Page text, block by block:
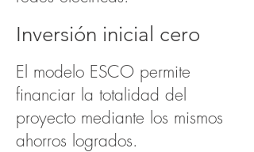
Inversión inicial cero
El modelo ESCO permite
financiar la totalidad del
proyecto mediante los mismos
ahorros logrados.